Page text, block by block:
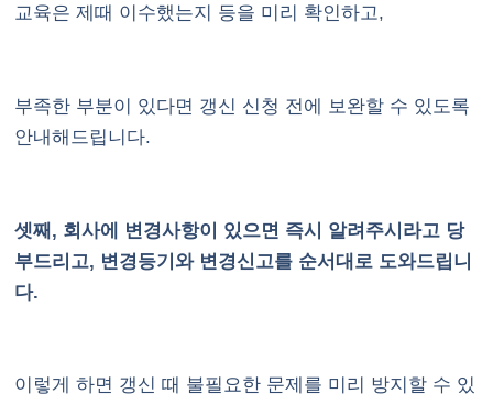
교육은 제때 이수했는지 등을 미리 확인하고,
부족한 부분이 있다면 갱신 신청 전에 보완할 수 있도록
안내해드립니다.
셋째, 회사에 변경사항이 있으면 즉시 알려주시라고 당
부드리고, 변경등기와 변경신고를 순서대로 도와드립니
다.
이렇게 하면 갱신 때 불필요한 문제를 미리 방지할 수 있